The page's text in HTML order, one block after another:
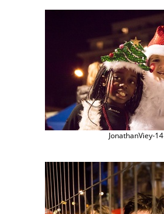
JonathanViey-14